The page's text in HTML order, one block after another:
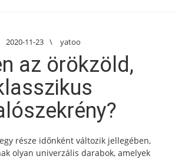
2020-11-23 \ yatoo
az örökzöld,
része időnként változik jellegében,
olyan univerzális darabok, amelyek